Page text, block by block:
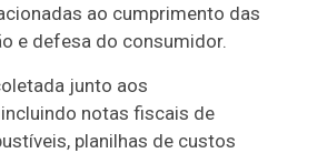
ao cumprimento das
e defesa do consumidor.
junto aos
notas fiscais de
planilhas de custos